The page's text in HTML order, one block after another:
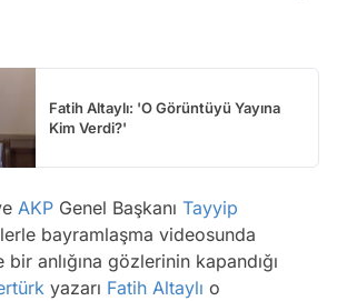
Fatih Altaylı: 'O Görüntüyü Yayına
Kim Verdi?'
AKP Genel Başkanı Tayyip
bayramlaşma videosunda
anlığına gözlerinin kapandığı
yazarı Fatih Altaylı o